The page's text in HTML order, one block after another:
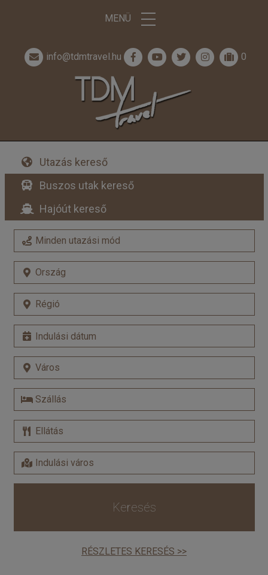
MENÜ
info@tdmtravel.hu 0
Utazás kereső
Buszos utak kereső
Hajóút kereső
Keresés
RÉSZLETES KERESÉS >>